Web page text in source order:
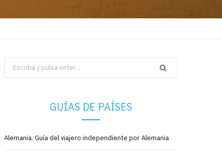
Search
for:
GUÍAS DE PAÍSES
Alemania. Guía del viajero independiente por Alemania